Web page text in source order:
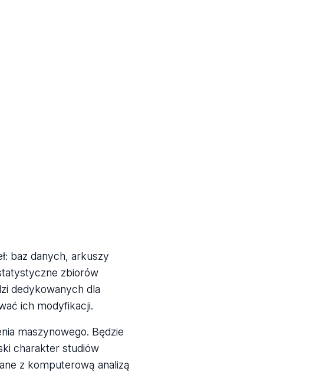
baz danych, arkuszy
zbiorów
dedykowanych dla
ich modyfikacji.
maszynowego. Będzie
charakter studiów
z komputerową analizą